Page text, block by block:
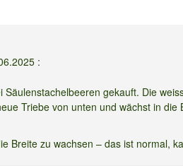
:
gekauft. Die
Triebe von unten und wächst in die
Breite zu wachsen – das ist normal,